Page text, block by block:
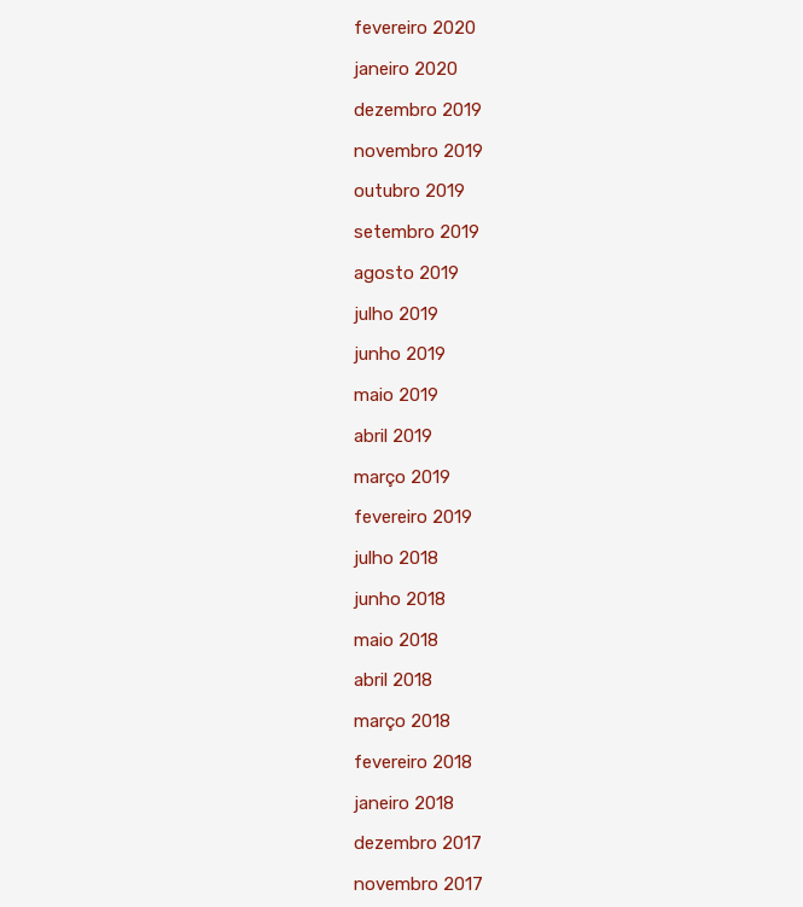
fevereiro 2020
janeiro 2020
dezembro 2019
novembro 2019
outubro 2019
setembro 2019
agosto 2019
julho 2019
junho 2019
maio 2019
abril 2019
março 2019
fevereiro 2019
julho 2018
junho 2018
maio 2018
abril 2018
março 2018
fevereiro 2018
janeiro 2018
dezembro 2017
novembro 2017